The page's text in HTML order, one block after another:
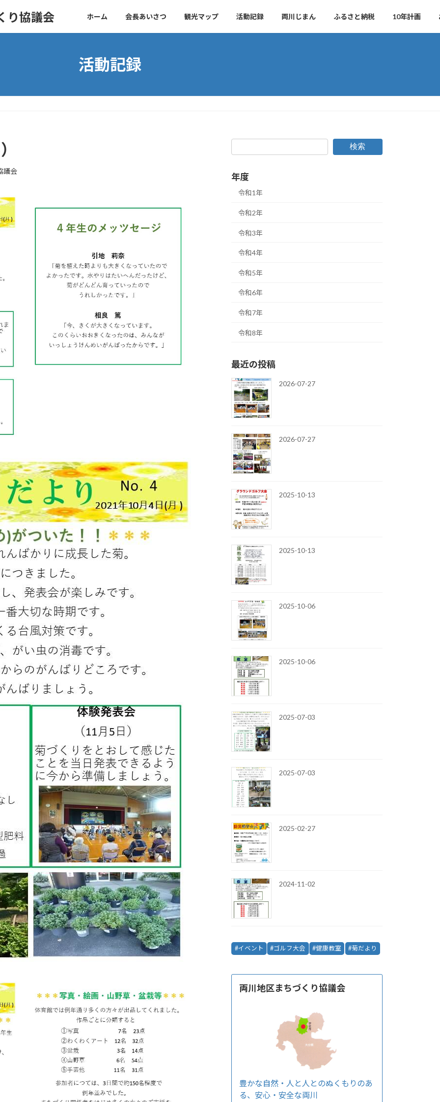
り協議会 ホーム 会長あいさつ 観光マップ 活動記録 両川じまん ふるさと納税 10年計画
活動記録
議会
検索
年度
令和1年
令和2年
令和3年
令和4年
令和5年
令和6年
令和7年
令和8年
最近の投稿
2026-07-27
2026-07-27
2025-10-13
2025-10-13
2025-10-06
2025-10-06
2025-07-03
2025-07-03
2025-02-27
2024-11-02
イベント ゴルフ大会 健康教室 菊だより
両川地区まちづくり協議会
豊かな自然・人と人とのぬくもりのあ
る、安心・安全な両川